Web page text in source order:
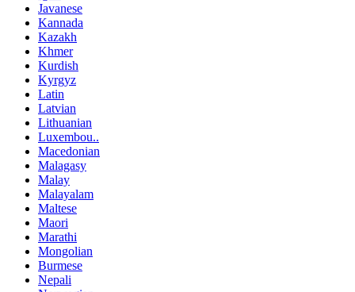
Javanese
Kannada
Kazakh
Khmer
Kurdish
Kyrgyz
Latin
Latvian
Lithuanian
Luxembou..
Macedonian
Malagasy
Malay
Malayalam
Maltese
Maori
Marathi
Mongolian
Burmese
Nepali